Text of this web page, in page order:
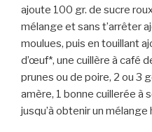
ajoute 100 gr. de sucre
mélange et sans t’arrêter
moulues, puis en touillant
d’œuf*, une cuillère à café
prunes ou de poire, 2 ou 3
amère, 1 bonne cuillerée à
jusqu’à obtenir un